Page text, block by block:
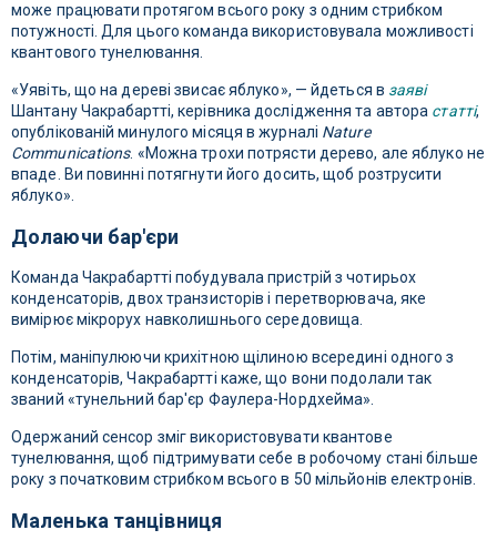
може працювати протягом всього року з одним стрибком
потужності. Для цього команда використовувала можливості
квантового тунелювання.
«Уявіть, що на дереві звисає яблуко», — йдеться в заяві
Шантану Чакрабартті, керівника дослідження та автора статті,
опублікованій минулого місяця в журналі Nature
Communications. «Можна трохи потрясти дерево, але яблуко не
впаде. Ви повинні потягнути його досить, щоб розтрусити
яблуко».
Долаючи бар'єри
Команда Чакрабартті побудувала пристрій з чотирьох
конденсаторів, двох транзисторів і перетворювача, яке
вимірює мікрорух навколишнього середовища.
Потім, маніпулюючи крихітною щілиною всередині одного з
конденсаторів, Чакрабартті каже, що вони подолали так
званий «тунельний бар'єр Фаулера-Нордхейма».
Одержаний сенсор зміг використовувати квантове
тунелювання, щоб підтримувати себе в робочому стані більше
року з початковим стрибком всього в 50 мільйонів електронів.
Маленька танцівниця